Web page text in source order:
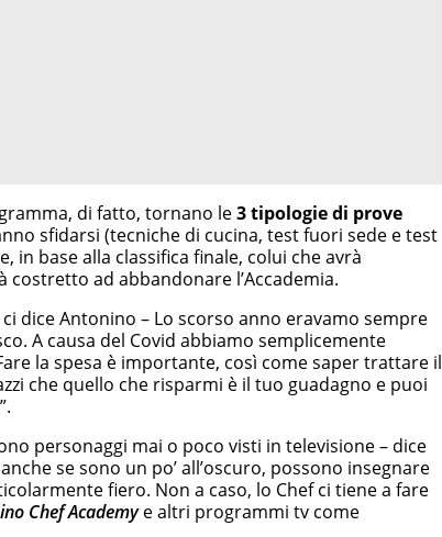
di fatto, tornano le3 tipologie di prove
sfidarsi (tecniche di cucina, test fuori sede e test
in base alla classifica finale, colui che avrà
ad abbandonare l’Accademia.
dice Antonino – Lo scorso anno eravamo sempre
A causa del Covid abbiamo semplicemente
la spesa è importante, così come saper trattare il
che quello che risparmi è il tuo guadagno e puoi
personaggi mai o poco visti in televisione – dice
se sono un po’ all’oscuro, possono insegnare
fiero. Non a caso, lo Chef ci tiene a fare
Chef Academye altri programmi tv come